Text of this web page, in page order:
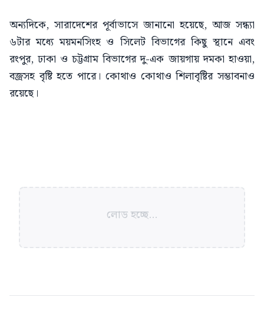
অন্যদিকে, সারাদেশের পূর্বাভাসে জানানো হয়েছে, আজ সন্ধ্যা
৬টার মধ্যে ময়মনসিংহ ও সিলেট বিভাগের কিছু স্থানে এবং
রংপুর, ঢাকা ও চট্টগ্রাম বিভাগের দু-এক জায়গায় দমকা হাওয়া,
বজ্রসহ বৃষ্টি হতে পারে। কোথাও কোথাও শিলাবৃষ্টির সম্ভাবনাও
রয়েছে।
লোড হচ্ছে...